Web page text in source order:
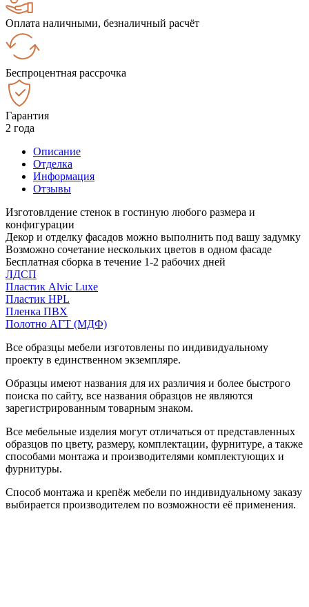
Оплата наличными, безналичный расчёт
Беспроцентная рассрочка
Гарантия
2 года
Описание
Отделка
Информация
Отзывы
Изготовлдение стенок в гостиную любого размера и
конфигурации
Декор и отделку фасадов можно выполнить под вашу задумку
Возможно сочетание нескольких цветов в одном фасаде
Бесплатная сборка в течение 1-2 рабочих дней
ЛДСП
Пластик Alvic Luxe
Пластик HPL
Пленка ПВХ
Полотно АГТ (МДФ)
Все образцы мебели изготовлены по индивидуальному
проекту в единственном экземпляре.
Образцы имеют названия для их различия и более быстрого
поиска по сайту, все названия образцов не являются
зарегистрированным товарным знаком.
Все мебельные изделия могут отличаться от представленных
образцов по цвету, размеру, комплектации, фурнитуре, а также
способами монтажа и производителями комплектующих и
фурнитуры.
Способ монтажа и крепёж мебели по индивидуальному заказу
выбирается производителем по возможности её применения.